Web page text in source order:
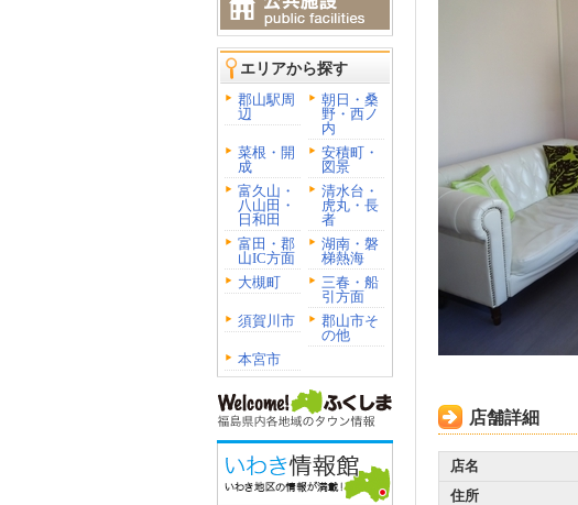
エリアから探す
郡山駅周
辺
朝日・桑
野・西ノ
内
菜根・開
成
安積町・
図景
富久山・
八山田・
日和田
清水台・
虎丸・長
者
富田・郡
山IC方面
湖南・磐
梯熱海
大槻町
三春・船
引方面
須賀川市
郡山市そ
の他
本宮市
店舗詳細
店名
住所